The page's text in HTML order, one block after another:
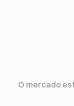
O mercado